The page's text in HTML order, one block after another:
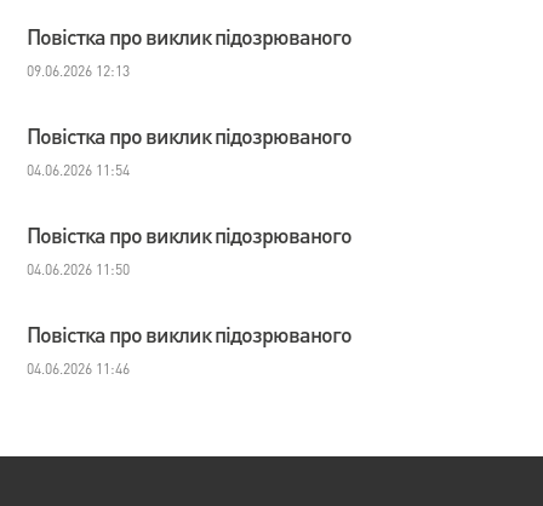
Повістка про виклик підозрюваного
09.06.2026 12:13
Повістка про виклик підозрюваного
04.06.2026 11:54
Повістка про виклик підозрюваного
04.06.2026 11:50
Повістка про виклик підозрюваного
04.06.2026 11:46